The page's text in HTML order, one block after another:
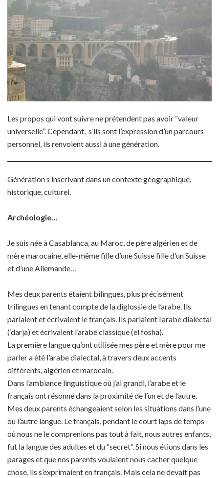
Les propos qui vont suivre ne prétendent pas avoir “valeur
universelle”. Cependant, s’ils sont l’expression d’un parcours
personnel, ils renvoient aussi à une génération.
Génération s’inscrivant dans un contexte géographique,
historique, culturel.
Archéologie…
Je suis née à Casablanca, au Maroc, de père algérien et de
mère marocaine, elle-même fille d’une Suisse fille d’un Suisse
et d’une Allemande…
Mes deux parents étaient bilingues, plus précisément
trilingues en tenant compte de la diglossie de l’arabe. Ils
parlaient et écrivaient le français. Ils parlaient l’arabe dialectal
(‘darja) et écrivaient l’arabe classique (el fosha).
La première langue qu’ont utilisée mes père et mère pour me
parler a été l’arabe dialectal, à travers deux accents
différents, algérien et marocain.
Dans l’ambiance linguistique où j’ai grandi, l’arabe et le
français ont résonné dans la proximité de l’un et de l’autre.
Mes deux parents échangeaient selon les situations dans l’une
ou l’autre langue. Le français, pendant le court laps de temps
où nous ne le comprenions pas tout à fait, nous autres enfants,
fut la langue des adultes et du “secret”. Si nous étions dans les
parages et que nos parents voulaient nous cacher quelque
chose, ils s’exprimaient en français. Mais cela ne devait pas